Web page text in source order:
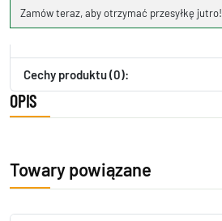
Zamów teraz, aby otrzymać przesyłkę jutro!
Cechy produktu (0):
OPIS
Towary powiązane